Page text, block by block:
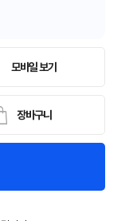
모바일 보기
장바구니